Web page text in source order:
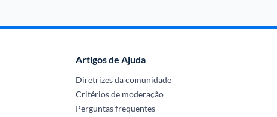
Artigos de Ajuda
Diretrizes da comunidade
Critérios de moderação
Perguntas frequentes